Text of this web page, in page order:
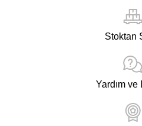
Stoktan
Yardım ve